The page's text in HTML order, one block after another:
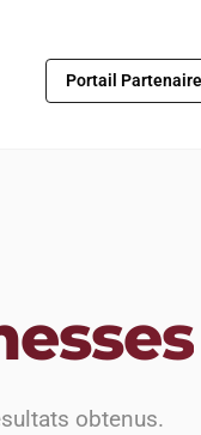
Portail Partenaire
obtenus.